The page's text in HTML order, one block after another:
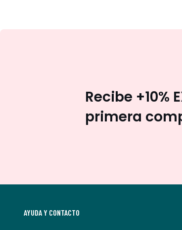
Recibe +10%
primera
AYUDA Y CONTACTO